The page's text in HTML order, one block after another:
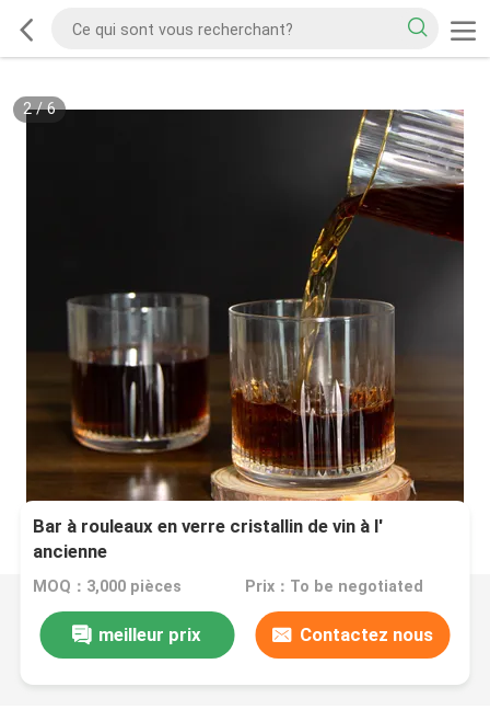
2/6
Bar à rouleaux en verre cristallin de vin à l'
ancienne
MOQ：3,000 pièces Prix：To be negotiated
meilleur prix Contactez nous